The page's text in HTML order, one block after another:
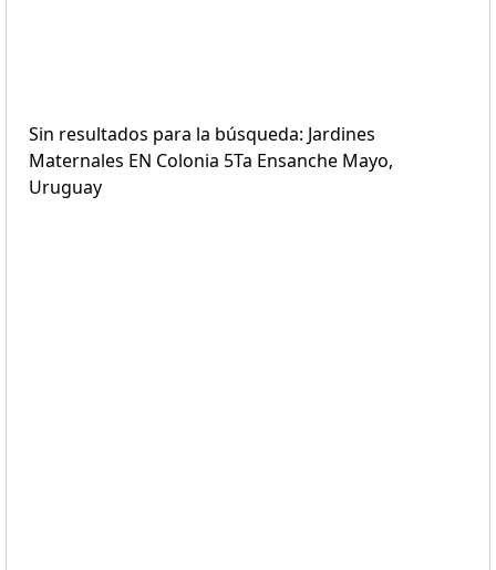
Sin resultados para la búsqueda: Jardines
Maternales EN Colonia 5Ta Ensanche Mayo,
Uruguay